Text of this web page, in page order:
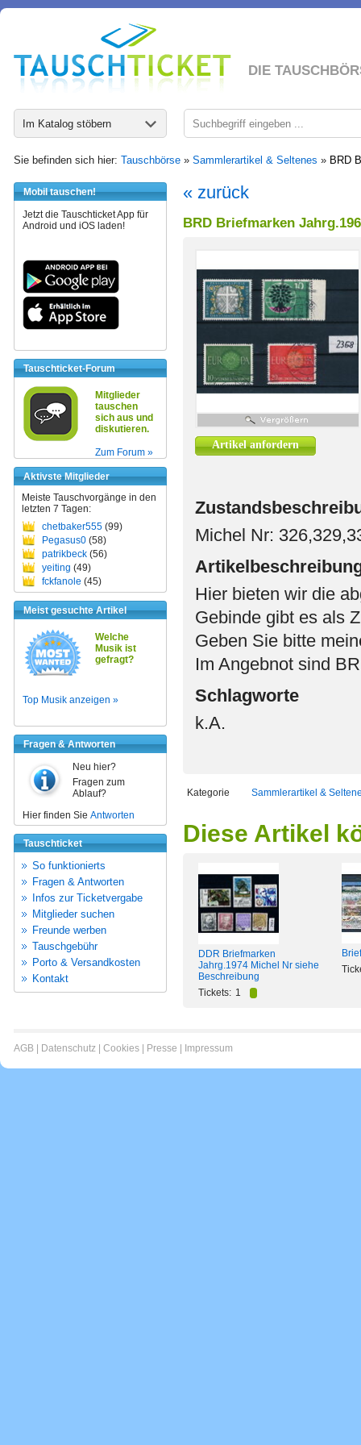
DIE
Im Katalog stöbern
Sie befinden sich hier: Tauschbörse » Sammlerartikel & Seltenes » BRD
Mobil tauschen!
Jetzt die Tauschticket App für
Android und iOS laden!
Tauschticket-Forum
Mitglieder
tauschen
sich aus und
diskutieren.
Zum Forum »
Aktivste Mitglieder
Meiste Tauschvorgänge in den
letzten 7 Tagen:
chetbaker555 (99)
Pegasus0 (58)
patrikbeck (56)
yeiting (49)
fckfanole (45)
Meist gesuchte Artikel
Welche
Musik ist
gefragt?
Top Musik anzeigen »
Fragen & Antworten
Neu hier?
Fragen zum
Ablauf?
Hier finden Sie Antworten
Tauschticket
So funktionierts
Fragen & Antworten
Infos zur Ticketvergabe
Mitglieder suchen
Freunde werben
Tauschgebühr
Porto & Versandkosten
Kontakt
« zurück
BRD Briefmarken
Artikel anfordern
Michel Nr:
Hier bieten wir die
Gebinde gibt es als
Geben Sie bitte
Im Angebnot sind
Schlagworte
k.A.
Kategorie Sammlerartikel &
Diese Artikel
DDR Briefmarken
Jahrg.1974 Michel Nr siehe
Beschreibung
Tickets: 1
AGB Datenschutz Cookies Presse Impressum